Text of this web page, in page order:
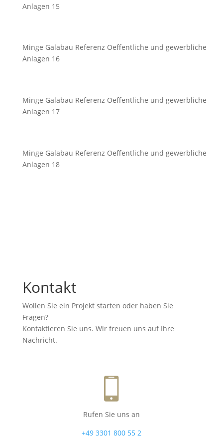
Anlagen 15
Minge Galabau Referenz Oeffentliche und gewerbliche
Anlagen 16
Minge Galabau Referenz Oeffentliche und gewerbliche
Anlagen 17
Minge Galabau Referenz Oeffentliche und gewerbliche
Anlagen 18
Kontakt
Wollen Sie ein Projekt starten oder haben Sie
Fragen?
Kontaktieren Sie uns. Wir freuen uns auf Ihre
Nachricht.
Rufen Sie uns an
+49 3301 800 55 2